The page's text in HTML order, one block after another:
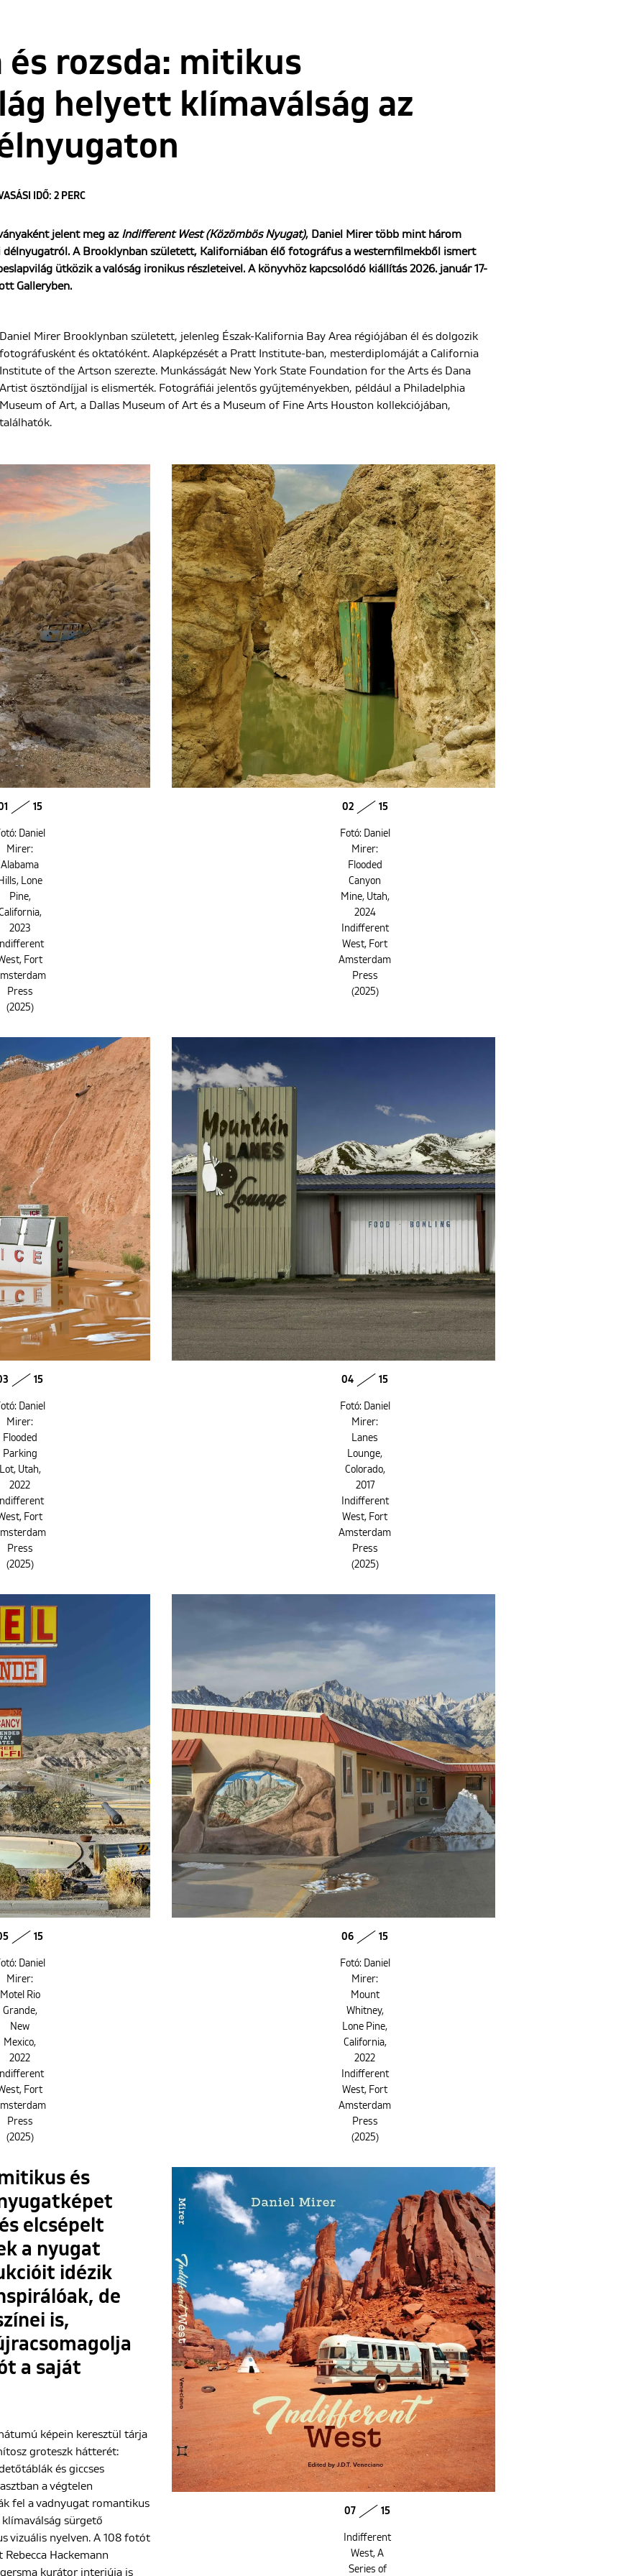
rozsda: mitikus
helyett klímaválság az
IDŐ: 2 PERC
jelent meg az Indifferent West (Közömbös Nyugat), Daniel Mirer több mint három
délnyugatról. A Brooklynban született, Kaliforniában élő fotográfus a westernfilmekből ismert
ütközik a valóság ironikus részleteivel. A könyvhöz kapcsolódó kiállítás 2026. január 17-
Galleryben.
Daniel Mirer Brooklynban született, jelenleg Észak-Kalifornia Bay Area régiójában él és dolgozik
fotográfusként és oktatóként. Alapképzését a Pratt Institute-ban, mesterdiplomáját a California
Institute of the Artson szerezte. Munkásságát New York State Foundation for the Arts és Dana
Artist ösztöndíjjal is elismerték. Fotográfiái jelentős gyűjteményekben, például a Philadelphia
Museum of Art, a Dallas Museum of Art és a Museum of Fine Arts Houston kollekciójában,
találhatók.
15
Daniel
Mirer:
Alabama
Lone
Pine,
2023
Fort
Press
(2025)
02 15
Fotó: Daniel
Mirer:
Flooded
Canyon
Mine, Utah,
2024
Indifferent
West, Fort
Amsterdam
Press
(2025)
15
Daniel
Mirer:
Flooded
Parking
Utah,
2022
Fort
Press
(2025)
04 15
Fotó: Daniel
Mirer:
Lanes
Lounge,
Colorado,
2017
Indifferent
West, Fort
Amsterdam
Press
(2025)
15
Daniel
Mirer:
Motel Rio
Grande,
New
Mexico,
2022
Fort
Press
(2025)
06 15
Fotó: Daniel
Mirer:
Mount
Whitney,
Lone Pine,
California,
2022
Indifferent
West, Fort
Amsterdam
Press
(2025)
és
elcsépelt
a nyugat
idézik
de
is,
a saját
képein keresztül tárja
groteszk hátterét:
és giccses
a végtelen
fel a vadnyugat romantikus
sürgető
vizuális nyelven. A 108 fotót
Hackemann
kurátor interjúja is
07 15
Indifferent
West, A
Series of